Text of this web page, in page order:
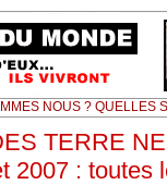
NOUS ? QUELLES
TERRE
2007 : toutes